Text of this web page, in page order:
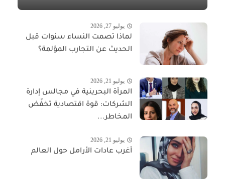
يوليو 27, 2026
لماذا تصمت النساء سنوات قبل
الحديث عن التجارب المؤلمة؟
يوليو 21, 2026
المرأة البحرينية في مجالس إدارة
الشركات: قوة اقتصادية تخفّض
المخاطر...
يوليو 21, 2026
أغرب عادات الأرامل حول العالم